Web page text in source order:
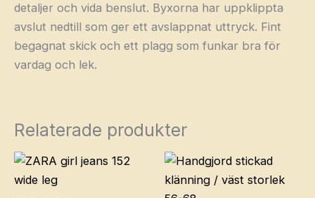
detaljer och vida benslut. Byxorna har uppklippta
avslut nedtill som ger ett avslappnat uttryck. Fint
begagnat skick och ett plagg som funkar bra för
vardag och lek.
Relaterade produkter